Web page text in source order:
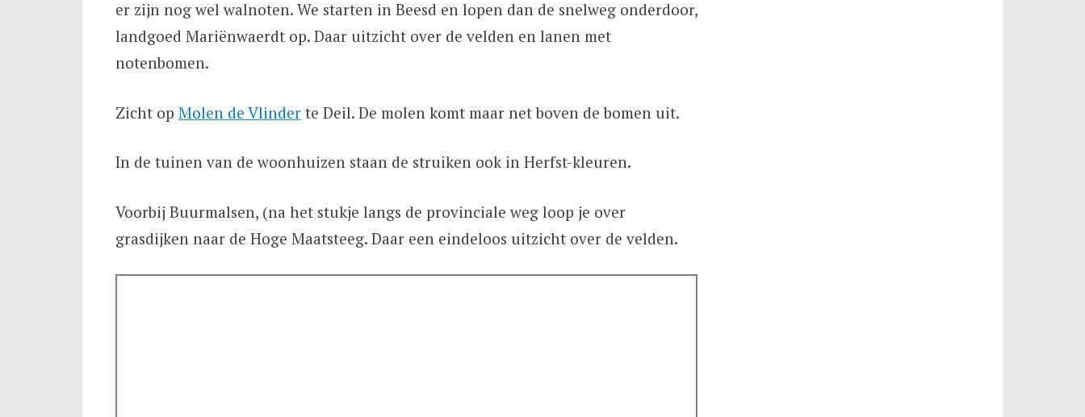
er zijn nog wel walnoten. We starten in Beesd en lopen dan de snelweg onderdoor,
landgoed Mariënwaerdt op. Daar uitzicht over de velden en lanen met
notenbomen.
Zicht op Molen de Vlinderte Deil. De molen komt maar net boven de bomen uit.
In de tuinen van de woonhuizen staan de struiken ook in Herfst-kleuren.
Voorbij Buurmalsen, (na het stukje langs de provinciale weg loop je over
grasdijken naar de Hoge Maatsteeg. Daar een eindeloos uitzicht over de velden.